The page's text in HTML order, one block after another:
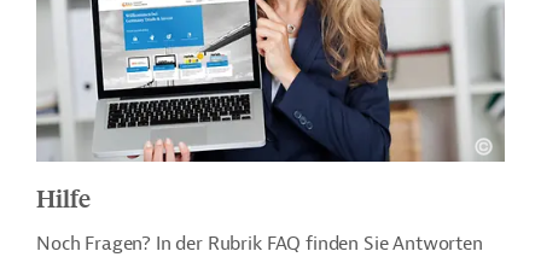
Hilfe
Noch Fragen? In der Rubrik FAQ finden Sie Antworten